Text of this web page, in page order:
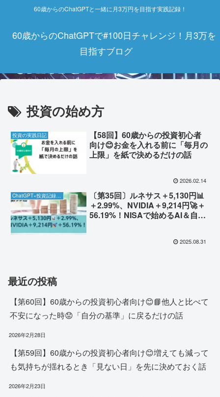
60歳からのChatGPTと一緒に月3万円を目指す実践記録！
60歳からのChatGPTで#100日チャレンジ！月3万を
目指すブログ
投資の始め方
投資の実践日記
【58回】60歳からの投資初心者
向け😊お金を入れる前に「毎月の
上限」を紙で決めるだけの話
2026.02.14
ChatGPT×投資記録チャレンジ
〔第35回〕ルネサス＋5,130円📊
＋2.99%、NVIDIA＋9,214円🚀＋
56.19%！NISAで始めるAI＆自動
2025.08.31
最近の投稿
【第60回】60歳からの投資初心者向け😊📘他人と比べて
不安になった時😟「自分の基準」に戻るだけの話
2026年2月28日
【第59回】60歳からの投資初心者向け😊増えても減って
も気持ちが揺れるとき「見ない日」を先に決めておく話
2026年2月23日